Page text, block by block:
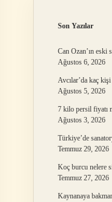
Son Yazılar
Can Ozan’ın
Ağustos 6, 2026
Avcılar’da kaç
Ağustos 5, 2026
7 kilo persil fiyatı
Ağustos 3, 2026
Türkiye’de
Temmuz 29, 2026
Koç burcu nelere
Temmuz 27, 2026
Kaynanaya